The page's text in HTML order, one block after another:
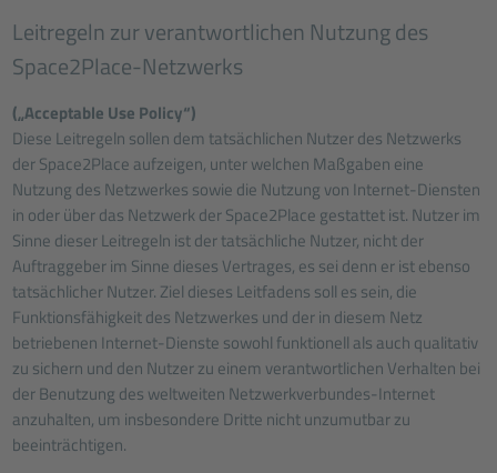
Leitregeln zur verantwortlichen Nutzung des
Space2Place-Netzwerks
(„Acceptable Use Policy“)
Diese Leitregeln sollen dem tatsächlichen Nutzer des Netzwerks
der Space2Place aufzeigen, unter welchen Maßgaben eine
Nutzung des Netzwerkes sowie die Nutzung von Internet-Diensten
in oder über das Netzwerk der Space2Place gestattet ist. Nutzer im
Sinne dieser Leitregeln ist der tatsächliche Nutzer, nicht der
Auftraggeber im Sinne dieses Vertrages, es sei denn er ist ebenso
tatsächlicher Nutzer. Ziel dieses Leitfadens soll es sein, die
Funktionsfähigkeit des Netzwerkes und der in diesem Netz
betriebenen Internet-Dienste sowohl funktionell als auch qualitativ
zu sichern und den Nutzer zu einem verantwortlichen Verhalten bei
der Benutzung des weltweiten Netzwerkverbundes-Internet
anzuhalten, um insbesondere Dritte nicht unzumutbar zu
beeinträchtigen.